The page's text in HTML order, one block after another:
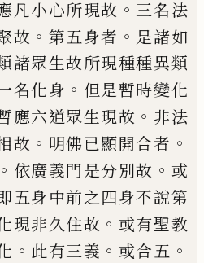
凡小心所現故 。 三名法
故 。 第五身者 。 是諸如
諸眾生故所現種種異類
名化身 。 但是暫時變化
應六道眾生現故 。 非法
故 。 明佛已顯開合者 。
。 依廣義門是分別故 。 或
五身中前之四身不說第
現非久住故 。 或有聖教
。 此有三義 。 或合五 。